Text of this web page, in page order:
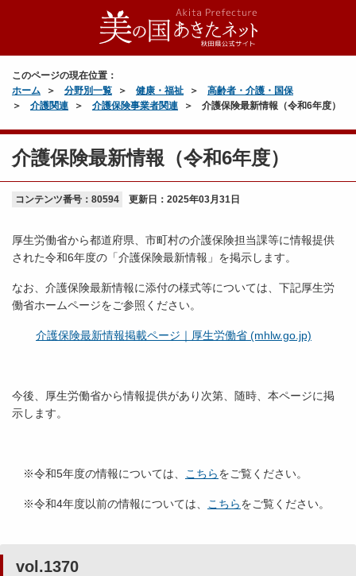
このページの現在位置：
ホーム
分野別一覧 健康・福祉
高齢者・介護・国保
介護関連
介護保険事業者関連 介護保険最新情報（令和6年度）
介護保険最新情報（令和6年度）
コンテンツ番号：80594 更新日： 2025年03月31日
厚生労働省から都道府県、市町村の介護保険担当課等に情報提供
された令和6年度の「介護保険最新情報」を掲示します。
なお、介護保険最新情報に添付の様式等については、下記厚生労
働省ホームページをご参照ください。
介護保険最新情報掲載ページ｜厚生労働省 (mhlw.go.jp)
今後、厚生労働省から情報提供があり次第、随時、本ページに掲
示します。
※令和5年度の情報については、 こちらをご覧ください。
※令和4年度以前の情報については、 こちらをご覧ください。
vol.1370